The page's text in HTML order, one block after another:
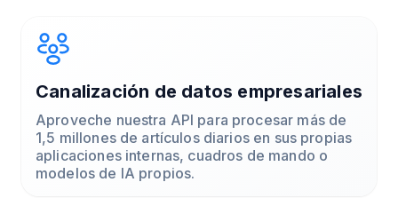
Canalización de datos empresariales
Aproveche nuestra API para procesar más de
1,5 millones de artículos diarios en sus propias
aplicaciones internas, cuadros de mando o
modelos de IA propios.